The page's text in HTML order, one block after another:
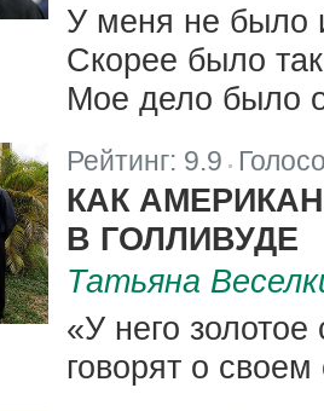
У меня не было
Скорее было
Мое дело было
Рейтинг: 9.9 |
КАК
В ГОЛЛИВУДЕ
Татьяна
«У него
говорят о